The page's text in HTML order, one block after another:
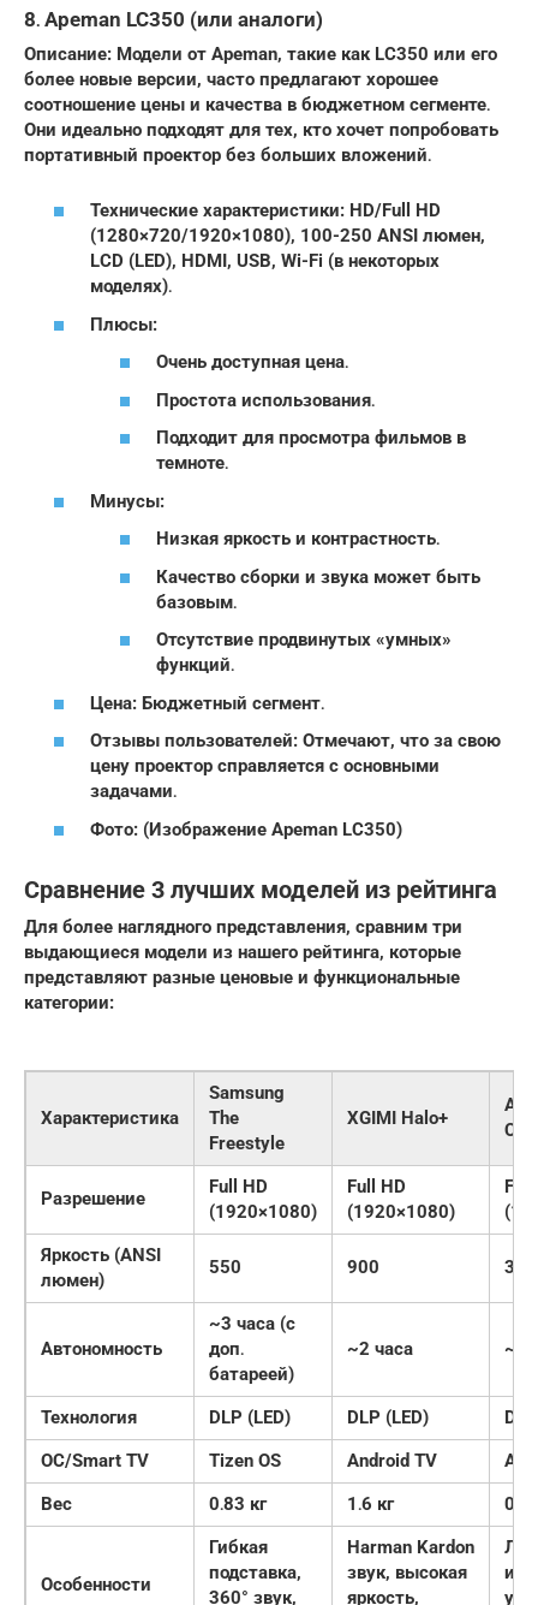
8․ Apeman LC350 (или аналоги)
Описание: Модели от Apeman, такие как LC350 или его
более новые версии, часто предлагают хорошее
соотношение цены и качества в бюджетном сегменте․
Они идеально подходят для тех, кто хочет попробовать
портативный проектор без больших вложений․
Технические характеристики: HD/Full HD
(1280×720/1920×1080), 100-250 ANSI люмен,
LCD (LED), HDMI, USB, Wi-Fi (в некоторых
моделях)․
Плюсы:
Очень доступная цена․
Простота использования․
Подходит для просмотра фильмов в
темноте․
Минусы:
Низкая яркость и контрастность․
Качество сборки и звука может быть
базовым․
Отсутствие продвинутых «умных»
функций․
Цена: Бюджетный сегмент․
Отзывы пользователей: Отмечают, что за свою
цену проектор справляется с основными
задачами․
Фото: (Изображение Apeman LC350)
Сравнение 3 лучших моделей из рейтинга
Для более наглядного представления, сравним три
выдающиеся модели из нашего рейтинга, которые
представляют разные ценовые и функциональные
категории:
Характеристика
Samsung
The
Freestyle
XGIMI Halo+
Разрешение
Full HD
(1920×1080)
Full HD
(1920×1080)
Full
Яркость (ANSI
люмен)
550 900
Автономность
~3 часа (с
доп․
батареей)
~2 часа
Технология DLP (LED) DLP (LED)
ОС/Smart TV
Tizen OS Android TV
Вес
0․83 кг 1․6 кг
Особенности
Гибкая
подставка,
360° звук,
Harman Kardon
звук, высокая
яркость,